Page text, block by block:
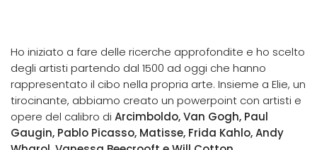
Ho iniziato a fare delle ricerche approfondite e ho scelto
degli artisti partendo dal 1500 ad oggi che hanno
rappresentato il cibo nella propria arte. Insieme a Elie, un
tirocinante, abbiamo creato un powerpoint con artisti e
opere del calibro di Arcimboldo, Van Gogh, Paul
Gaugin, Pablo Picasso, Matisse, Frida Kahlo, Andy